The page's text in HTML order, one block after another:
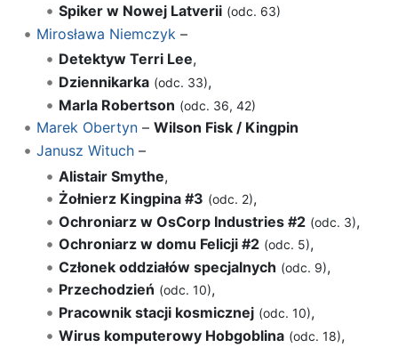
Spiker w Nowej Latverii (odc. 63)
Mirosława Niemczyk –
Detektyw Terri Lee,
Dziennikarka (odc. 33),
Marla Robertson (odc. 36, 42)
Marek Obertyn– Wilson Fisk / Kingpin
Janusz Wituch–
Alistair Smythe,
Żołnierz Kingpina #3 (odc. 2),
Ochroniarz w OsCorp Industries #2 (odc. 3),
Ochroniarz w domu Felicji #2 (odc. 5),
Członek oddziałów specjalnych (odc. 9),
Przechodzień (odc. 10),
Pracownik stacji kosmicznej (odc. 10),
Wirus komputerowy Hobgoblina (odc. 18),